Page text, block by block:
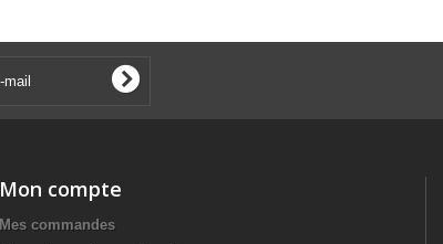
Mon compte
Mes commandes